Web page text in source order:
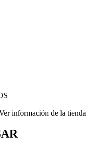
información de la tienda